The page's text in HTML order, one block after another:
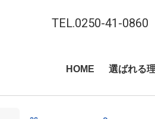
TEL.0250-41-0860
HOME 選ばれる